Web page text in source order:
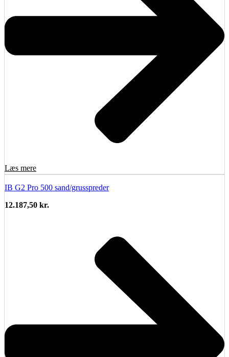
Læs mere
IB G2 Pro 500 sand/grusspreder
12.187,50 kr.